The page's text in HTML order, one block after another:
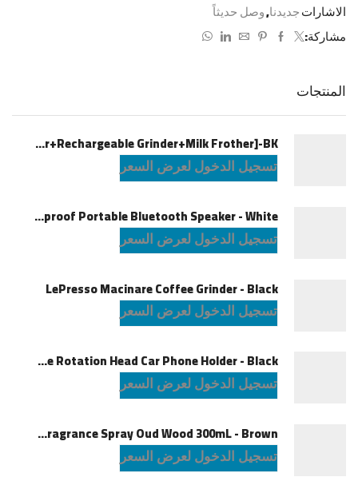
الاشاراتجديدنا,وصل حديثاً
مشاركة:
المنتجات
LePresso Brewology Coffee Kit [Espresso Maker+Rechargeable Grinder+Milk Frother]-BK
تسجيل الدخول لعرض السعر
JBL Charge6 Splashproof Portable Bluetooth Speaker - White
تسجيل الدخول لعرض السعر
LePresso Macinare Coffee Grinder - Black
تسجيل الدخول لعرض السعر
Powerology Logan Magsafe 360 Degree Rotation Head Car Phone Holder - Black
تسجيل الدخول لعرض السعر
Green Lion Fragrance Spray Oud Wood 300mL - Brown
تسجيل الدخول لعرض السعر